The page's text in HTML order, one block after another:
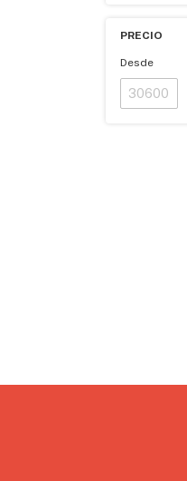
PRECIO
Desde